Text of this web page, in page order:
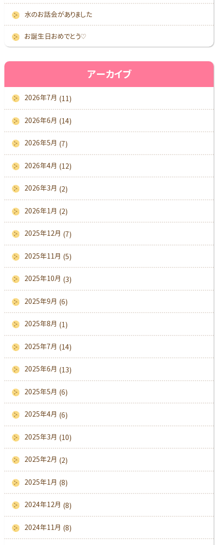
水のお話会がありました
お誕生日おめでとう♡
アーカイブ
2026年7月 (11)
2026年6月 (14)
2026年5月 (7)
2026年4月 (12)
2026年3月 (2)
2026年1月 (2)
2025年12月 (7)
2025年11月 (5)
2025年10月 (3)
2025年9月 (6)
2025年8月 (1)
2025年7月 (14)
2025年6月 (13)
2025年5月 (6)
2025年4月 (6)
2025年3月 (10)
2025年2月 (2)
2025年1月 (8)
2024年12月 (8)
2024年11月 (8)